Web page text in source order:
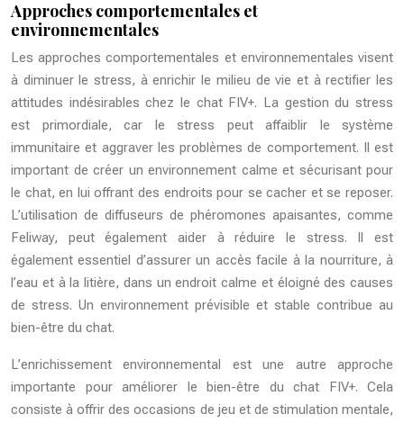
Approches comportementales et
environnementales
Les approches comportementales et environnementales visent
à diminuer le stress, à enrichir le milieu de vie et à rectifier les
attitudes indésirables chez le chat FIV+. La gestion du stress
est primordiale, car le stress peut affaiblir le système
immunitaire et aggraver les problèmes de comportement. Il est
important de créer un environnement calme et sécurisant pour
le chat, en lui offrant des endroits pour se cacher et se reposer.
L’utilisation de diffuseurs de phéromones apaisantes, comme
Feliway, peut également aider à réduire le stress. Il est
également essentiel d’assurer un accès facile à la nourriture, à
l’eau et à la litière, dans un endroit calme et éloigné des causes
de stress. Un environnement prévisible et stable contribue au
bien-être du chat.
L’enrichissement environnemental est une autre approche
importante pour améliorer le bien-être du chat FIV+. Cela
consiste à offrir des occasions de jeu et de stimulation mentale,